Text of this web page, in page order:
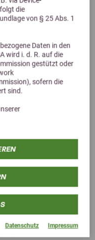
die
von § 25 Abs. 1
Daten in den
wird i. d. R. auf die
gestützt oder
sofern die
sind.
Datenschutz Impressum